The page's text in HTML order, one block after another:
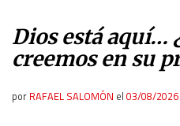
Dios está aquí…
creemos en su
por RAFAEL SALOMÓN el 03/08/2026